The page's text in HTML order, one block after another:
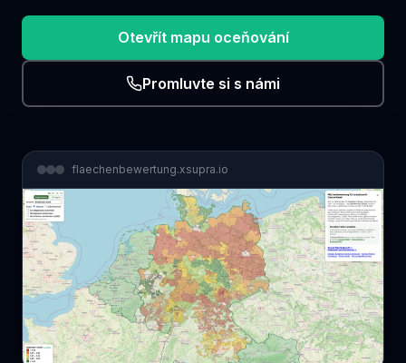
Otevřít mapu oceňování
Promluvte si s námi
flaechenbewertung.xsupra.io